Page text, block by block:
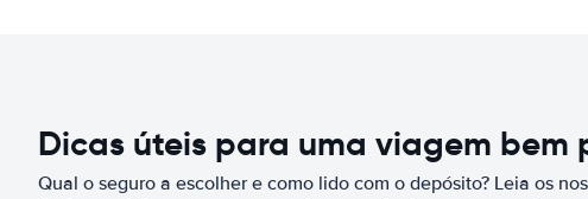
Dicas úteis para uma viagem bem
Qual o seguro a escolher e como lido com o depósito? Leia os